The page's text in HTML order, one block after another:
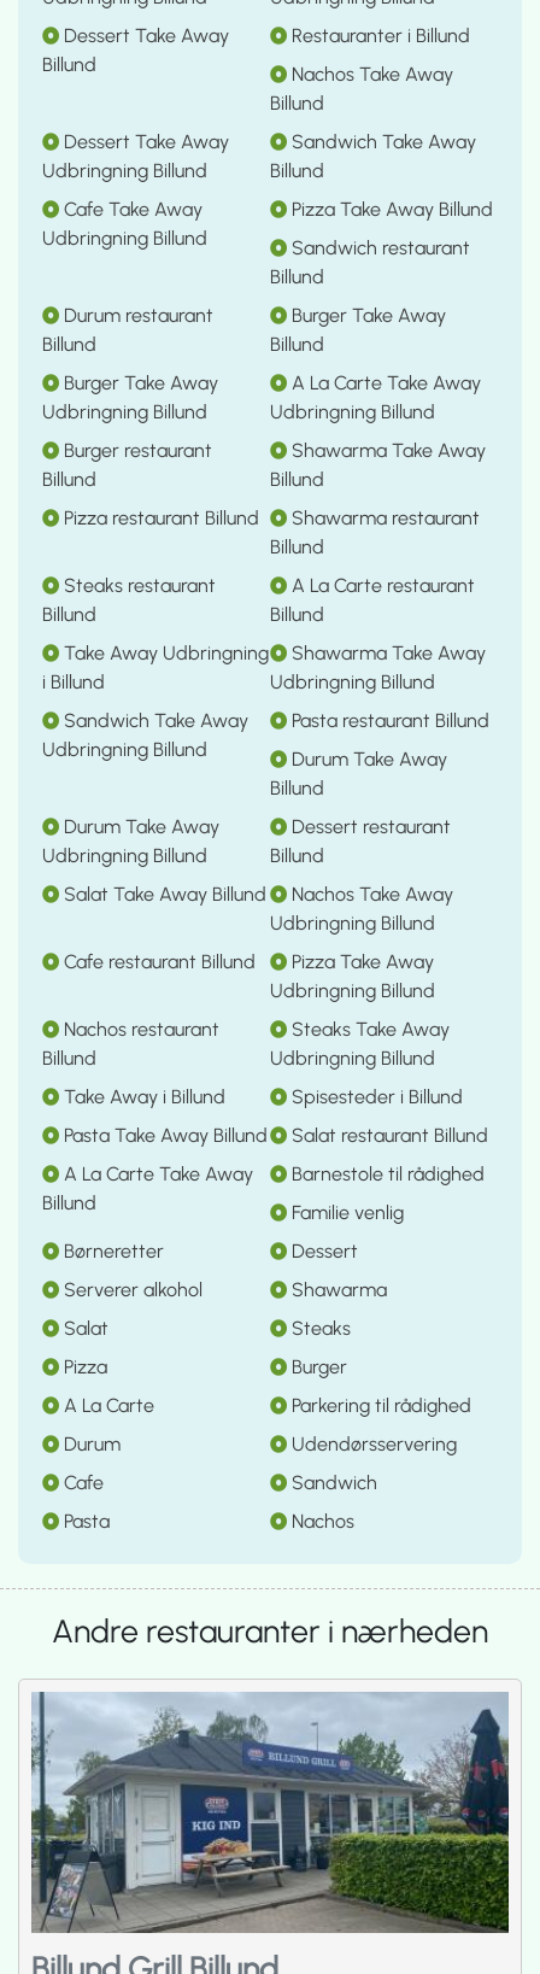
Dessert Take Away
Billund
Restauranter i Billund
Nachos Take Away
Billund
Dessert Take Away
Udbringning Billund
Sandwich Take Away
Billund
Cafe Take Away
Udbringning Billund
Pizza Take Away Billund
Sandwich restaurant
Billund
Durum restaurant
Billund
Burger Take Away
Billund
Burger Take Away
Udbringning Billund
A La Carte Take Away
Udbringning Billund
Burger restaurant
Billund
Shawarma Take Away
Billund
Pizza restaurant Billund
Shawarma restaurant
Billund
Steaks restaurant
Billund
A La Carte restaurant
Billund
Take Away Udbringning
i Billund
Shawarma Take Away
Udbringning Billund
Sandwich Take Away
Udbringning Billund
Pasta restaurant Billund
Durum Take Away
Billund
Durum Take Away
Udbringning Billund
Dessert restaurant
Billund
Salat Take Away Billund
Nachos Take Away
Udbringning Billund
Cafe restaurant Billund
Pizza Take Away
Udbringning Billund
Nachos restaurant
Billund
Steaks Take Away
Udbringning Billund
Take Away i Billund
Spisesteder i Billund
Pasta Take Away Billund
Salat restaurant Billund
A La Carte Take Away
Billund
Barnestole til rådighed
Familie venlig
Børneretter
Dessert
Serverer alkohol
Shawarma
Salat
Steaks
Pizza
Burger
A La Carte
Parkering til rådighed
Durum
Udendørsservering
Cafe
Sandwich
Pasta
Nachos
Andre restauranter i nærheden